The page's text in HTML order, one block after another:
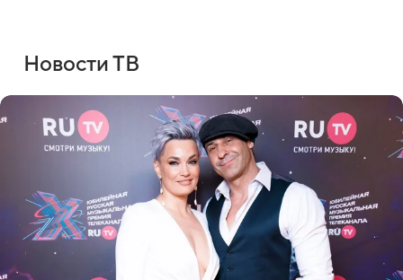
Новости ТВ